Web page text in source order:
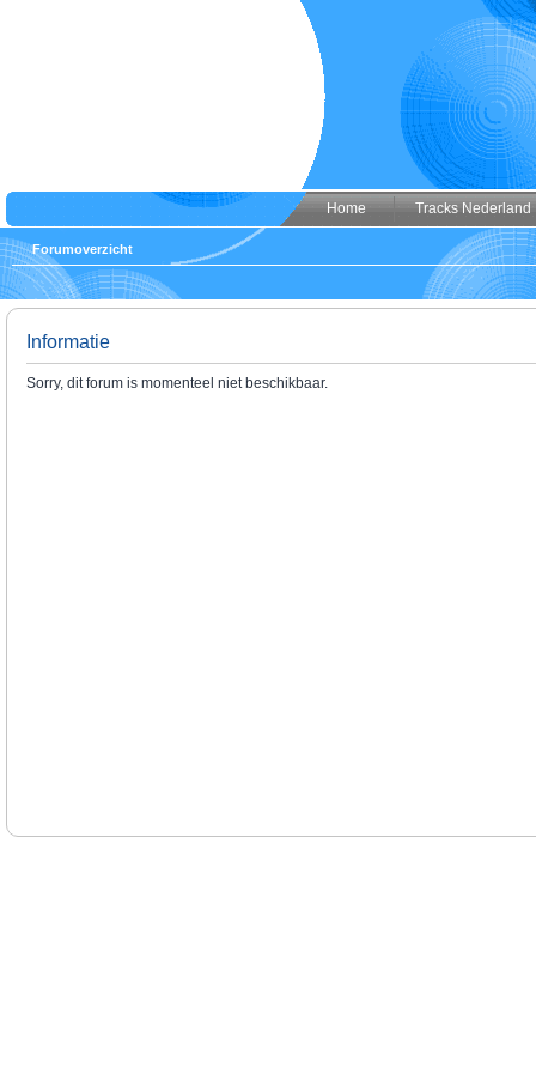
Home Tracks Nederland
Forumoverzicht
Informatie
Sorry, dit forum is momenteel niet beschikbaar.